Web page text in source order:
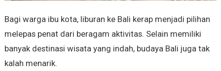
Bagi warga ibu kota, liburan ke Bali kerap menjadi pilihan
melepas penat dari beragam aktivitas. Selain memiliki
banyak destinasi wisata yang indah, budaya Bali juga tak
kalah menarik.